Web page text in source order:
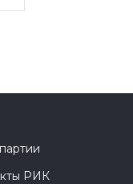
РИК